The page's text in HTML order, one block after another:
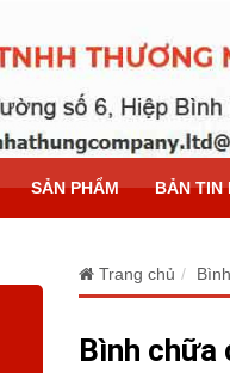
SẢN PHẨM BẢN TIN
Trang chủ
Bình chữa